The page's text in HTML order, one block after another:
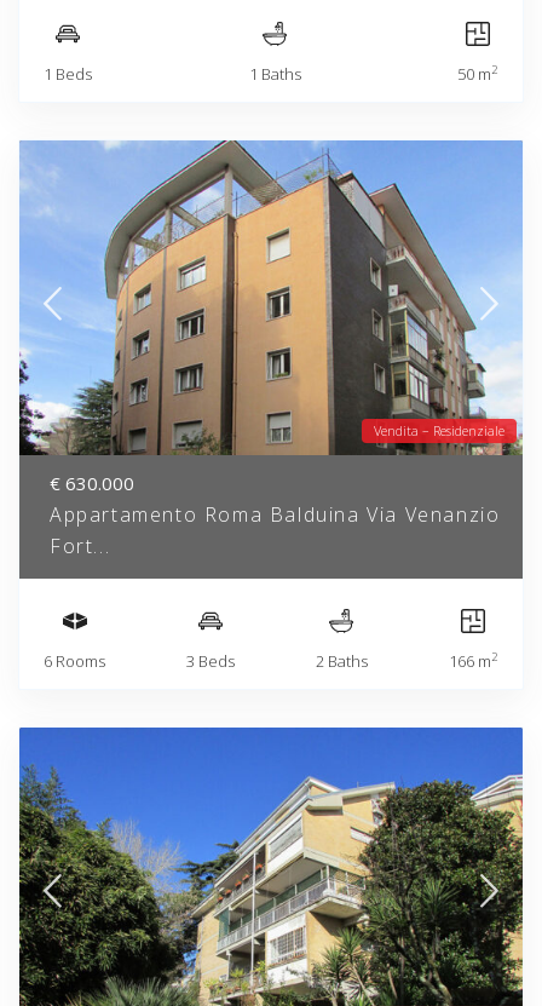
1 Beds 1 Baths 50 m2
Vendita – Residenziale
€ 630.000
Appartamento Roma Balduina Via Venanzio
Fort...
6 Rooms 3 Beds 2 Baths 166 m2